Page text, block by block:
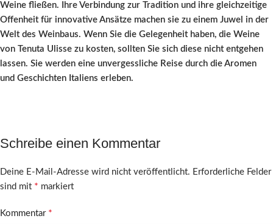
Weine fließen. Ihre Verbindung zur Tradition und ihre gleichzeitige
Offenheit für innovative Ansätze machen sie zu einem Juwel in der
Welt des Weinbaus. Wenn Sie die Gelegenheit haben, die Weine
von Tenuta Ulisse zu kosten, sollten Sie sich diese nicht entgehen
lassen. Sie werden eine unvergessliche Reise durch die Aromen
und Geschichten Italiens erleben.
Schreibe einen Kommentar
Deine E-Mail-Adresse wird nicht veröffentlicht. Erforderliche Felder
sind mit * markiert
Kommentar *